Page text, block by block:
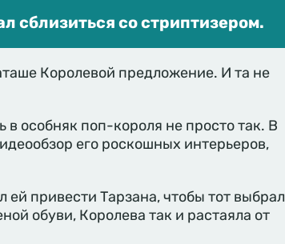
сблизиться со стриптизером.
Королевой предложение. И та не
в особняк поп-короля не просто так. В
его роскошных интерьеров,
привести Тарзана, чтобы тот выбрал
обуви, Королева так и растаяла от